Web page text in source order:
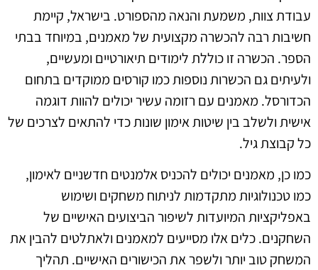
עבודת צוות, משמעת והנאה מהספורט. בישראל, קיימת
חשיבות רבה להכשרה מקצועית של מאמנים, במיוחד בבתי
הספר. הכשרה זו כוללת לימודים תיאורטיים ומעשיים,
ולעיתים גם הכשרות נוספות כמו קורסים ממוקדים בתחום
הכדורסל. מאמנים עם רזומה עשיר יכולים להוות דוגמה
אישית ולשלב בין שיטות אימון שונות כדי להתאים לצרכים של
כל קבוצת גיל.
כמו כן, מאמנים יכולים להכניס אלמנטים חדשניים לאימון,
כמו טכנולוגיות מתקדמות לניתוח משחקים ושימוש
באפליקציות המיועדות לשיפור הביצועים האישיים של
השחקנים. כלים אלו מסייעים למאמנים ולאתלטים להבין את
המשחק טוב יותר ולשפר את הכישורים האישיים. תהליך